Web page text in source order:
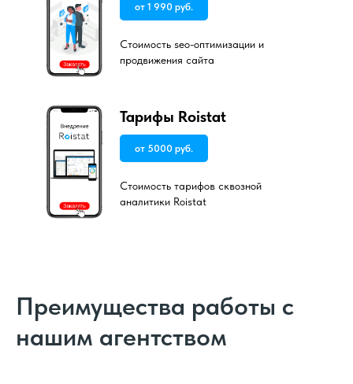
от 1 990 руб.
Стоимость seo-оптимизации и
продвижения сайта
от 5000 руб.
Стоимость тарифов сквозной
аналитики Roistat
Тарифы Roistat
Преимущества работы с
нашим агентством